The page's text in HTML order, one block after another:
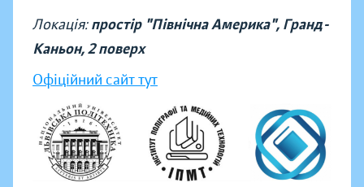
Локація:простір "Північна Америка", Гранд-
Каньон, 2 поверх
Офіційний сайт тут